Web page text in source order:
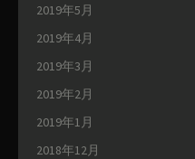
2019年5月
2019年4月
2019年3月
2019年2月
2019年1月
2018年12月